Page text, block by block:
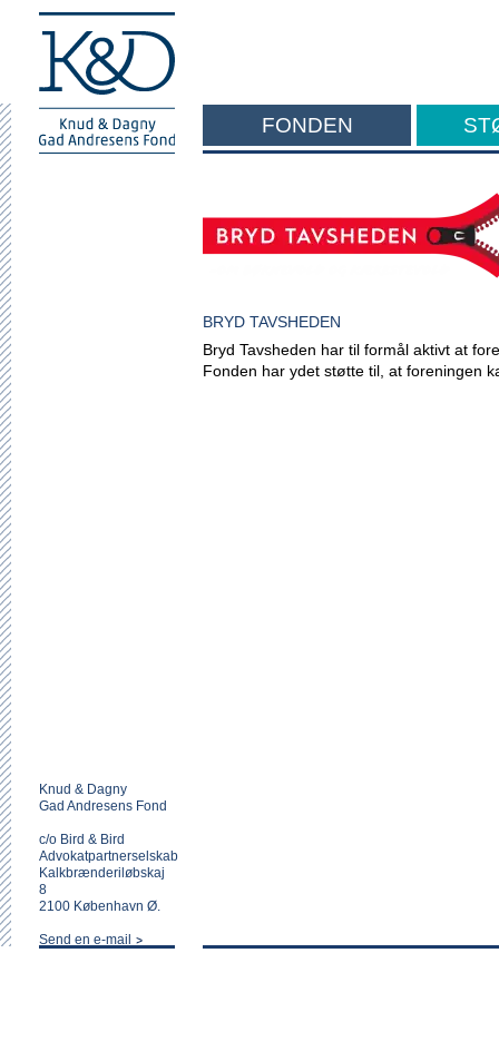
FONDEN
BRYD TAVSHEDEN
Bryd Tavsheden har til formål aktivt at
Fonden har ydet støtte til, at foreningen
Knud & Dagny
Gad Andresens Fond
c/o Bird & Bird
Advokatpartnerselskab
Kalkbrænderiløbskaj
8
2100 København Ø.
Send en e-mail